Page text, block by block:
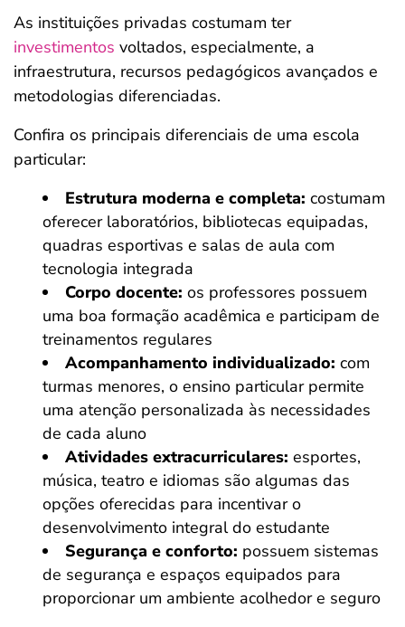
As instituições privadas costumam ter
investimentos voltados, especialmente, a
infraestrutura, recursos pedagógicos avançados e
metodologias diferenciadas.
Confira os principais diferenciais de uma escola
particular:
Estrutura moderna e completa: costumam
oferecer laboratórios, bibliotecas equipadas,
quadras esportivas e salas de aula com
tecnologia integrada
Corpo docente: os professores possuem
uma boa formação acadêmica e participam de
treinamentos regulares
Acompanhamento individualizado: com
turmas menores, o ensino particular permite
uma atenção personalizada às necessidades
de cada aluno
Atividades extracurriculares: esportes,
música, teatro e idiomas são algumas das
opções oferecidas para incentivar o
desenvolvimento integral do estudante
Segurança e conforto: possuem sistemas
de segurança e espaços equipados para
proporcionar um ambiente acolhedor e seguro